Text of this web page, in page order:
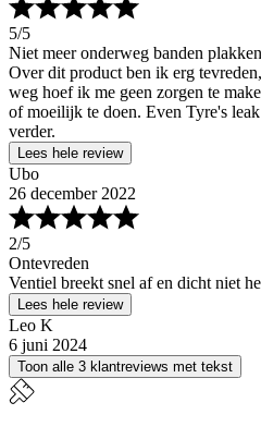
5/5
Niet meer onderweg banden plakken
Over dit product ben ik erg
weg hoef ik me geen zorgen te
of moeilijk te doen. Even Tyre's
verder.
Lees hele review
Ubo
26 december 2022
2/5
Ontevreden
Ventiel breekt snel af en dicht niet
Lees hele review
Leo K
6 juni 2024
Toon alle 3 klantreviews met tekst